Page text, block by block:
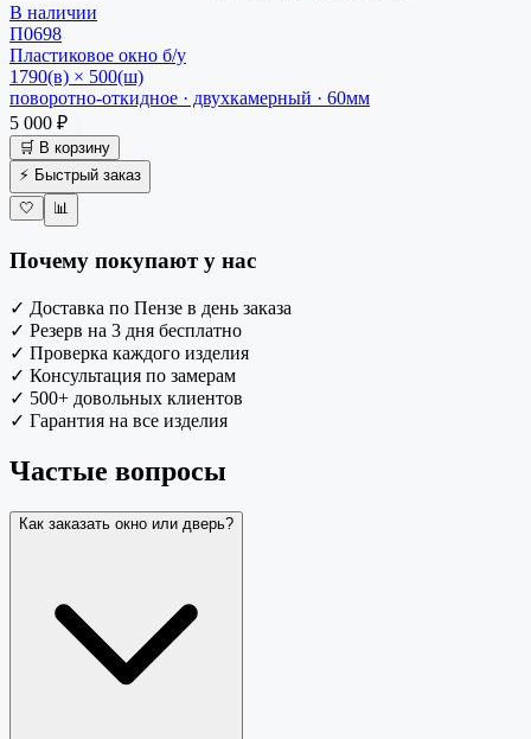
В наличии
П0698
Пластиковое окно б/у
1790(в) × 500(ш)
поворотно-откидное · двухкамерный · 60мм
5 000 ₽
🛒 В корзину
⚡ Быстрый заказ
🤍
📊
Почему покупают у нас
✓ Доставка по Пензе в день заказа
✓ Резерв на 3 дня бесплатно
✓ Проверка каждого изделия
✓ Консультация по замерам
✓ 500+ довольных клиентов
✓ Гарантия на все изделия
Частые вопросы
Как заказать окно или дверь?